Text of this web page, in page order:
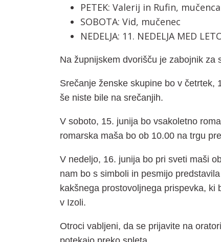
PETEK: Valerij in Rufin, mučenca
SOBOTA: Vid, mučenec
NEDELJA: 11. NEDELJA MED
Na župnijskem dvorišču je zabojnik za
Srečanje ženske skupine bo v četrtek,
še niste bile na srečanjih.
V soboto, 15. junija bo vsakoletno
romarska maša bo ob 10.00 na trgu
V nedeljo, 16. junija bo pri sveti maši
nam bo s simboli in pesmijo
kakšnega prostovoljnega prispevka,
v Izoli.
Otroci vabljeni, da se prijavite na